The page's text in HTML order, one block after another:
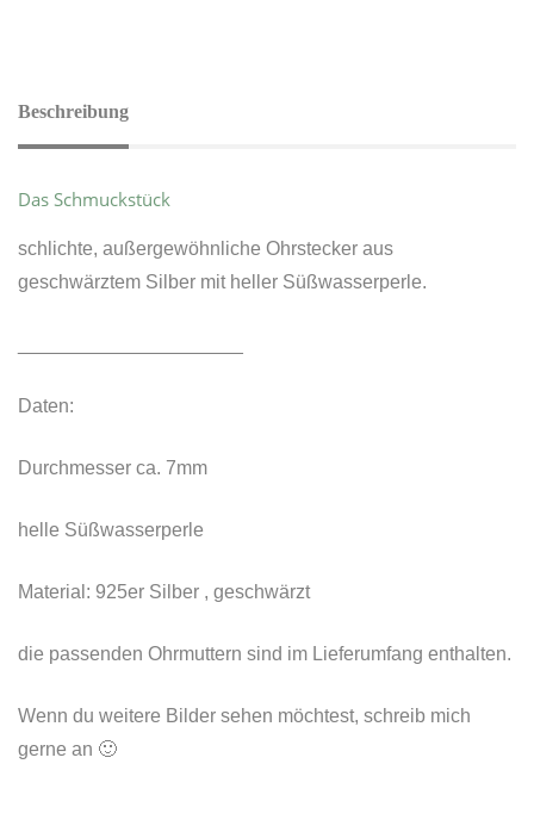
Beschreibung
Das Schmuckstück
schlichte, außergewöhnliche Ohrstecker aus
geschwärztem Silber mit heller Süßwasserperle.
Daten:
Durchmesser ca. 7mm
helle Süßwasserperle
Material: 925er Silber , geschwärzt
die passenden Ohrmuttern sind im Lieferumfang enthalten.
Wenn du weitere Bilder sehen möchtest, schreib mich
gerne an 🙂